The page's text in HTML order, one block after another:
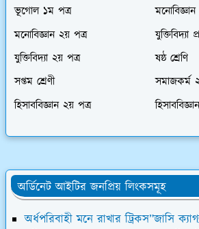
ভূগোল ১ম পত্র
মনোবিজ্ঞান ২য় পত্র
যুক্তিবিদ্যা
যুক্তিবিদ্যা ২য় পত্র
ষষ্ঠ শ্রেণি
সপ্তম শ্রেণী
সমাজকর্ম
হিসাববিজ্ঞান ২য় পত্র
অর্ডিনেট আইটির জনপ্রিয় লিংকসমূহ
অর্ধপরিবাহী মনে রাখার ট্রিকস”জাসি